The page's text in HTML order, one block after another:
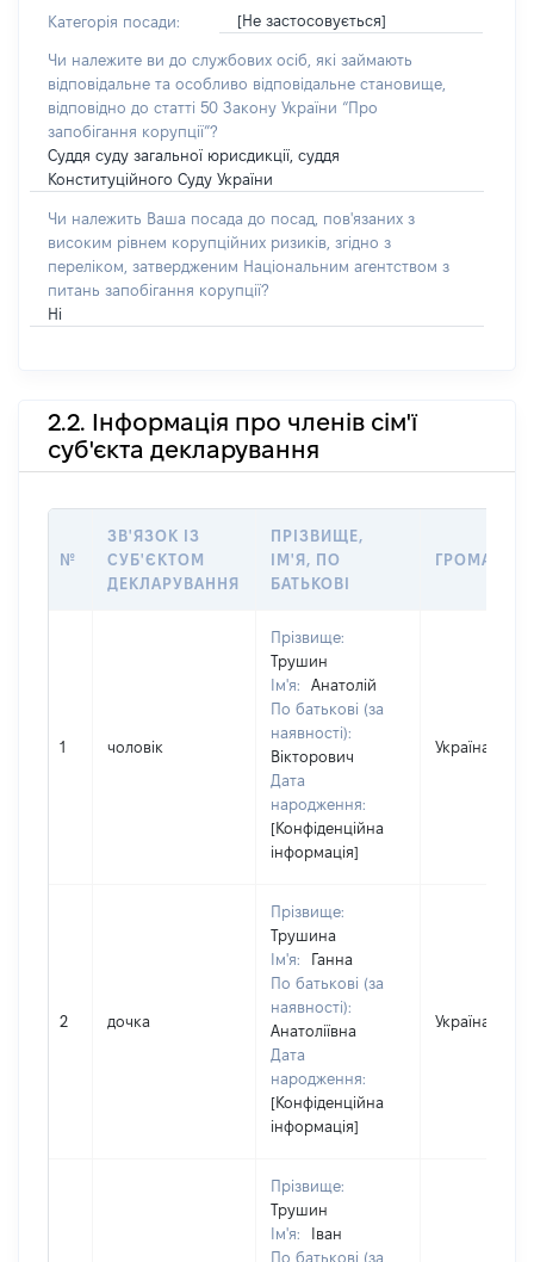
Категорія посади: [Не застосовується]
Чи належите ви до службових осіб, які займають
відповідальне та особливо відповідальне становище,
відповідно до статті 50 Закону України “Про
запобігання корупції”?
Суддя суду загальної юрисдикції, суддя
Конституційного Суду України
Чи належить Ваша посада до посад, пов'язаних з
високим рівнем корупційних ризиків, згідно з
переліком, затвердженим Національним агентством з
питань запобігання корупції?
Ні
2.2. Інформація про членів сім'ї
суб'єкта декларування
№
ЗВ'ЯЗОК ІЗ
СУБ'ЄКТОМ
ДЕКЛАРУВАННЯ
ПРІЗВИЩЕ,
ІМ'Я, ПО
БАТЬКОВІ
1 чоловік
Прізвище:
Трушин
Ім'я:
Анатолій
По батькові (за
наявності):
Вікторович
Дата
народження:
[Конфіденційна
інформація]
Україна
2 дочка
Прізвище:
Трушина
Ім'я:
Ганна
По батькові (за
наявності):
Анатоліївна
Дата
народження:
[Конфіденційна
інформація]
Україна
Прізвище:
Трушин
Ім'я:
Іван
По батькові (за